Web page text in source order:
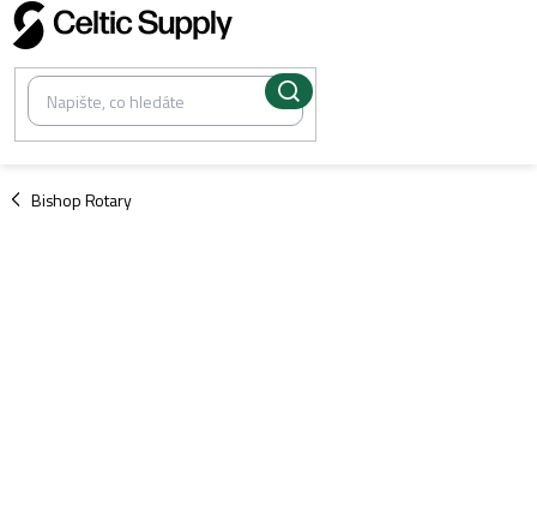
Přejít
na
obsah
Bishop Rotary
/